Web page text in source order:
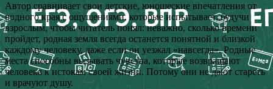
Автор сравнивает свои детские, юношеские впечатления от
родного края с ощущениями, которые испытывает, будучи
взрослым, чтобы читатель понял: неважно, сколько времени
пройдет, родная земля всегда останется понятной и близкой
каждому человеку, даже если он уезжал «навсегда». Родные
места способны вызывать чувства, которые возвращают
человека к истокам своей жизни. Потому они не дают стареть
и врачуют душу.